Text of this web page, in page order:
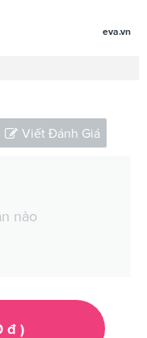
eva.vn
Viết Đánh Giá
nào
đ )